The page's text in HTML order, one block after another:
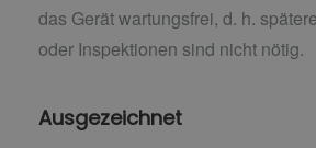
das Gerät wartungsfrei, d. h.
oder Inspektionen sind nicht nötig.
Ausgezeichnet